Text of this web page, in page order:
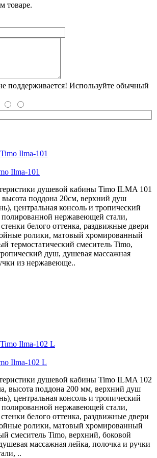
товаре.
поддерживается! Используйте обычный
Ilma-101
душевой кабины Timo ILMA 101
высота поддона 20см, верхний душ
центральная консоль и тропический
нержавеющей стали,
белого оттенка, раздвижные двери
ролики, матовый хромированный
термостатический смеситель Timo,
душ, душевая массажная
из нержавеюще..
Ilma-102 L
душевой кабины Timo ILMA 102
высота поддона 200 мм, верхний душ
центральная консоль и тропический
нержавеющей стали,
белого оттенка, раздвижные двери
ролики, матовый хромированный
смеситель Timo, верхний, боковой
массажная лейка, полочка и ручки
..